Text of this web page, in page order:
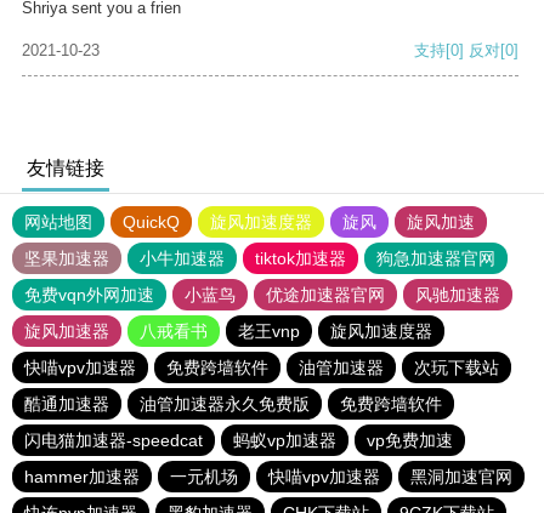
Shriya sent you a frien
2021-10-23 支持[0] 反对[0]
友情链接
网站地图 QuickQ 旋风加速度器 旋风
旋风加速
坚果加速器
小牛加速器 tiktok加速器
狗急加速器官网
免费vqn外网加速
小蓝鸟 优途加速器官网
风驰加速器
旋风加速器
八戒看书 老王vnp
旋风加速度器
快喵vpv加速器
免费跨墙软件 油管加速器
次玩下载站
酷通加速器
油管加速器永久免费版
免费跨墙软件
闪电猫加速器-speedcat
蚂蚁vp加速器
vp免费加速
hammer加速器
一元机场 快喵vpv加速器
黑洞加速官网